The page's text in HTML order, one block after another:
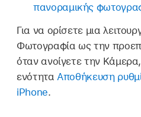
πανοραμικής
Για να ορίσετε μια
Φωτογραφία ως την
όταν ανοίγετε την
ενότητα Αποθήκευση
iPhone.